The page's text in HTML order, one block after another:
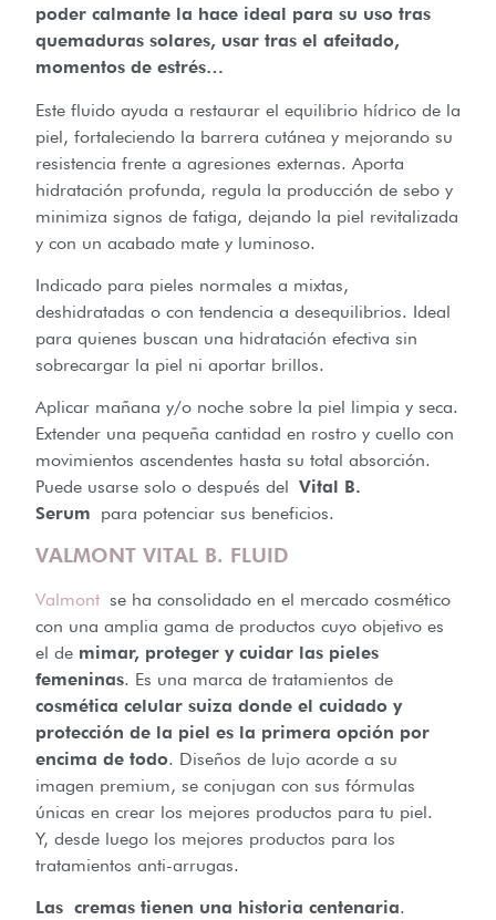
poder calmante la hace ideal para su uso tras
quemaduras solares, usar tras el afeitado,
momentos de estrés…
Este fluido ayuda a restaurar el equilibrio hídrico de la
piel, fortaleciendo la barrera cutánea y mejorando su
resistencia frente a agresiones externas. Aporta
hidratación profunda, regula la producción de sebo y
minimiza signos de fatiga, dejando la piel revitalizada
y con un acabado mate y luminoso.
Indicado para pieles normales a mixtas,
deshidratadas o con tendencia a desequilibrios. Ideal
para quienes buscan una hidratación efectiva sin
sobrecargar la piel ni aportar brillos.
Aplicar mañana y/o noche sobre la piel limpia y seca.
Extender una pequeña cantidad en rostro y cuello con
movimientos ascendentes hasta su total absorción.
Puede usarse solo o después del Vital B.
Serum para potenciar sus beneficios.
VALMONT VITAL B. FLUID
Valmont se ha consolidado en el mercado cosmético
con una amplia gama de productos cuyo objetivo es
el de mimar, proteger y cuidar las pieles
femeninas. Es una marca de tratamientos de
cosmética celular suiza donde el cuidado y
protección de la piel es la primera opción por
encima de todo. Diseños de lujo acorde a su
imagen premium, se conjugan con sus fórmulas
únicas en crear los mejores productos para tu piel.
Y, desde luego los mejores productos para los
tratamientos anti-arrugas.
Las cremas tienen una historia centenaria.